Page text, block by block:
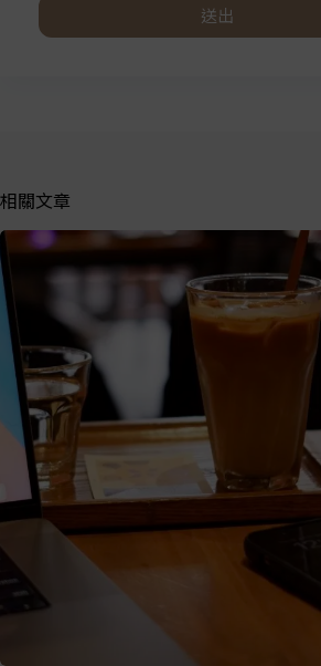
送出
相關文章